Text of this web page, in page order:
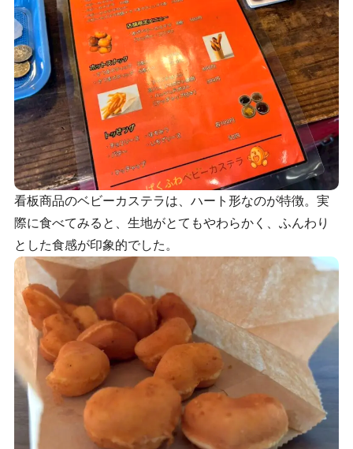
看板商品のベビーカステラは、ハート形なのが特徴。実
際に食べてみると、生地がとてもやわらかく、ふんわり
とした食感が印象的でした。